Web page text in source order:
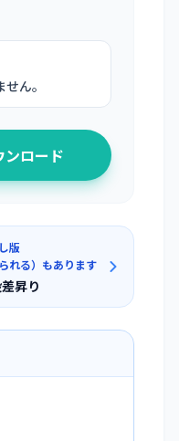
ん。
ンロード
版
れる）もあります
昇り